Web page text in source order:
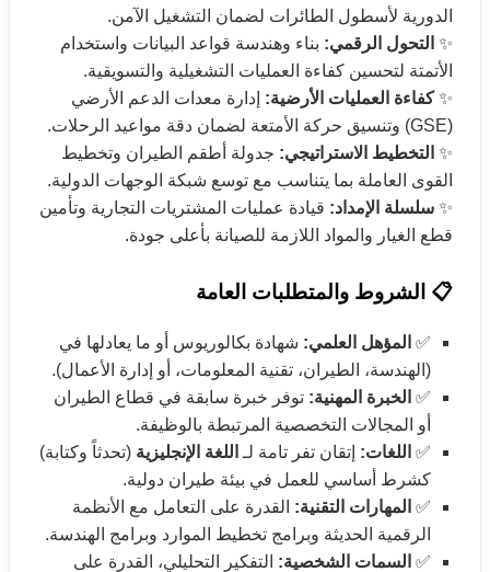
الدورية لأسطول الطائرات لضمان التشغيل الآمن.
✨ التحول الرقمي: بناء وهندسة قواعد البيانات واستخدام
الأتمتة لتحسين كفاءة العمليات التشغيلية والتسويقية.
✨كفاءة العمليات الأرضية: إدارة معدات الدعم الأرضي
(GSE) وتنسيق حركة الأمتعة لضمان دقة مواعيد الرحلات.
✨ التخطيط الاستراتيجي: جدولة أطقم الطيران وتخطيط
القوى العاملة بما يتناسب مع توسع شبكة الوجهات الدولية.
✨ سلسلة الإمداد: قيادة عمليات المشتريات التجارية وتأمين
قطع الغيار والمواد اللازمة للصيانة بأعلى جودة.
📋 الشروط والمتطلبات العامة
✅ المؤهل العلمي: شهادة بكالوريوس أو ما يعادلها في
(الهندسة، الطيران، تقنية المعلومات، أو إدارة الأعمال).
✅ الخبرة المهنية: توفر خبرة سابقة في قطاع الطيران
أو المجالات التخصصية المرتبطة بالوظيفة.
✅ اللغات: إتقان تفر تامة لـ اللغة الإنجليزية (تحدثاً وكتابة)
كشرط أساسي للعمل في بيئة طيران دولية.
✅ المهارات التقنية: القدرة على التعامل مع الأنظمة
الرقمية الحديثة وبرامج تخطيط الموارد وبرامج الهندسة.
✅ السمات الشخصية: التفكير التحليلي، القدرة على